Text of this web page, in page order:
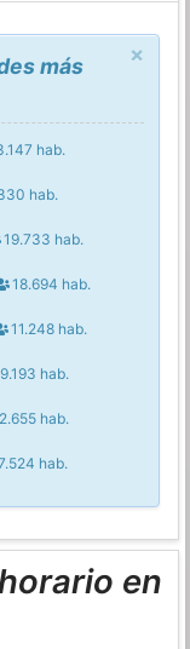
×
más
hab.
hab.
19.733 hab.
18.694 hab.
11.248 hab.
hab.
hab.
hab.
en